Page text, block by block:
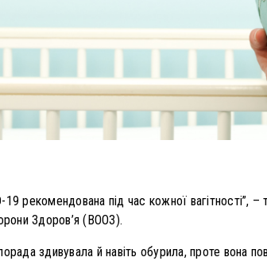
19 рекомендована під час кожної вагітності”,
Здоров’я (ВООЗ).
здивувала й навіть обурила, проте вона